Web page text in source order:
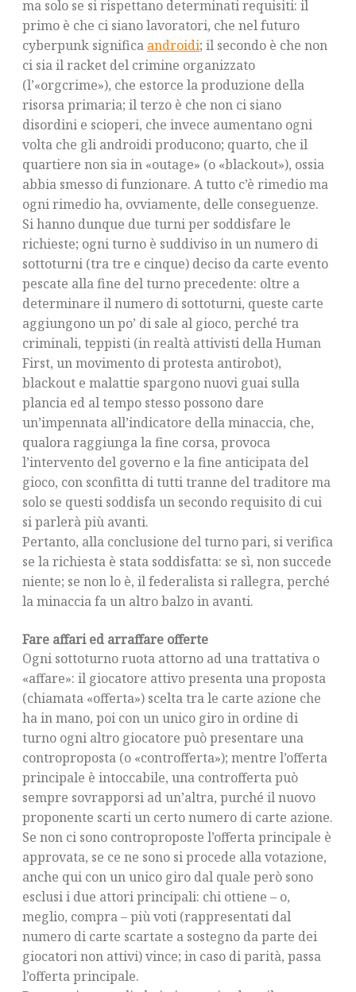
ma solo se si rispettano determinati requisiti: il
primo è che ci siano lavoratori, che nel futuro
cyberpunk significa androidi; il secondo è che non
ci sia il racket del crimine organizzato
(l’«orgcrime»), che estorce la produzione della
risorsa primaria; il terzo è che non ci siano
disordini e scioperi, che invece aumentano ogni
volta che gli androidi producono; quarto, che il
quartiere non sia in «outage» (o «blackout»), ossia
abbia smesso di funzionare. A tutto c’è rimedio ma
ogni rimedio ha, ovviamente, delle conseguenze.
Si hanno dunque due turni per soddisfare le
richieste; ogni turno è suddiviso in un numero di
sottoturni (tra tre e cinque) deciso da carte evento
pescate alla fine del turno precedente: oltre a
determinare il numero di sottoturni, queste carte
aggiungono un po’ di sale al gioco, perché tra
criminali, teppisti (in realtà attivisti della Human
First, un movimento di protesta antirobot),
blackout e malattie spargono nuovi guai sulla
plancia ed al tempo stesso possono dare
un’impennata all’indicatore della minaccia, che,
qualora raggiunga la fine corsa, provoca
l’intervento del governo e la fine anticipata del
gioco, con sconfitta di tutti tranne del traditore ma
solo se questi soddisfa un secondo requisito di cui
si parlerà più avanti.
Pertanto, alla conclusione del turno pari, si verifica
se la richiesta è stata soddisfatta: se sì, non succede
niente; se non lo è, il federalista si rallegra, perché
la minaccia fa un altro balzo in avanti.
Fare affari ed arraffare offerte
Ogni sottoturno ruota attorno ad una trattativa o
«affare»: il giocatore attivo presenta una proposta
(chiamata «offerta») scelta tra le carte azione che
ha in mano, poi con un unico giro in ordine di
turno ogni altro giocatore può presentare una
controproposta (o «controfferta»); mentre l’offerta
principale è intoccabile, una controfferta può
sempre sovrapporsi ad un’altra, purché il nuovo
proponente scarti un certo numero di carte azione.
Se non ci sono controproposte l’offerta principale è
approvata, se ce ne sono si procede alla votazione,
anche qui con un unico giro dal quale però sono
esclusi i due attori principali: chi ottiene – o,
meglio, compra – più voti (rappresentati dal
numero di carte scartate a sostegno da parte dei
giocatori non attivi) vince; in caso di parità, passa
l’offerta principale.